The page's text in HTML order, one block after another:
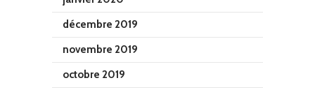
décembre 2019
novembre 2019
octobre 2019